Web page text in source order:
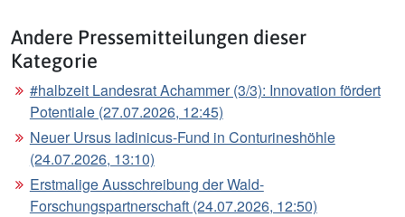
Andere Pressemitteilungen dieser
Kategorie
#halbzeit Landesrat Achammer (3/3): Innovation fördert
Potentiale (27.07.2026, 12:45)
Neuer Ursus ladinicus-Fund in Conturineshöhle
(24.07.2026, 13:10)
Erstmalige Ausschreibung der Wald-
Forschungspartnerschaft (24.07.2026, 12:50)